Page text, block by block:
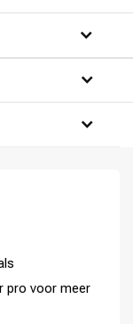
pro voor meer